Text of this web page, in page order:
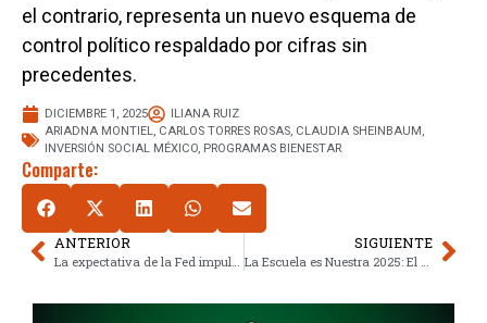
el contrario, representa un nuevo esquema de
control político respaldado por cifras sin
precedentes.
DICIEMBRE 1, 2025
ILIANA RUIZ
ARIADNA MONTIEL, CARLOS TORRES ROSAS, CLAUDIA SHEINBAUM,
INVERSIÓN SOCIAL MÉXICO, PROGRAMAS BIENESTAR
Comparte:
ANTERIOR SIGUIENTE